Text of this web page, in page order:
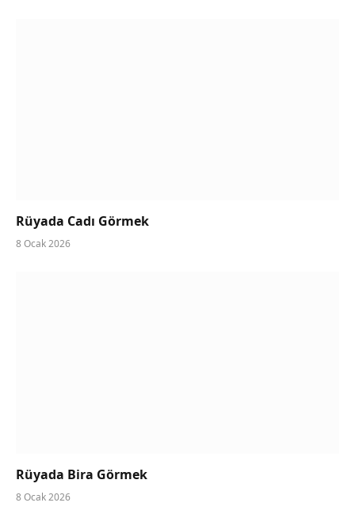
Rüyada Cadı Görmek
8 Ocak 2026
Rüyada Bira Görmek
8 Ocak 2026